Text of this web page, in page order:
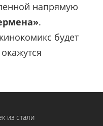
напрямую
.
будет
из стали